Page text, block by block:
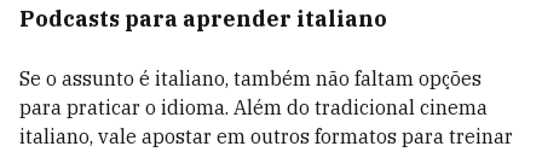
Podcasts para aprender italiano
Se o assunto é italiano, também não faltam opções
para praticar o idioma. Além do tradicional cinema
italiano, vale apostar em outros formatos para treinar